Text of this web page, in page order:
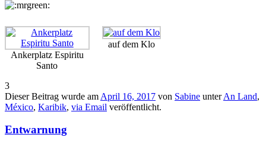
Ankerplatz Espiritu
Santo
auf dem Klo
3
Dieser Beitrag wurde am April 16, 2017 von Sabine unterAn Land,
México, Karibik, via Email veröffentlicht.
Entwarnung